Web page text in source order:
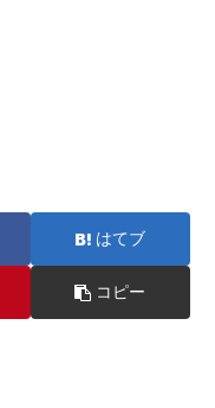
はてブ
コピー